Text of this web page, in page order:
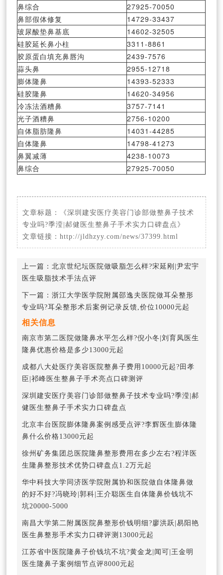
鼻综合
27925-70050
鼻部假体修复
14729-33437
玻尿酸垫鼻基底
14602-32505
硅胶延长鼻小柱
3311-8861
胶原蛋白填充鼻唇沟
2439-7576
蒜头鼻
2955-12718
膨体隆鼻
14393-52333
硅胶隆鼻
14620-34956
冷冻法酒糟鼻
3757-7141
光子酒糟鼻
2756-10200
自体脂肪隆鼻
14031-44285
自体隆鼻
14798-41273
鼻翼减薄
4238-10073
鼻综合
27925-70050
文章标题：
《深圳建安医疗美容门诊部做整鼻子技术
专业吗?季滢|郝健医生整鼻子手术实力口碑盘点》
文章链接：http://jldhzyy.com/news/37399.html
上一篇：北京世纪坛医院做吸脂怎么样?宋延刚|尹宏宇
医生吸脂技术手法点评
下一篇：浙江大学医学院附属邵逸夫医院做耳朵整形
专业吗?耳朵整形术后案例记录反馈,价位10000元起
相关信息
南京市第二医院做隆鼻水平怎么样?倪小冬|刘育凤医生
隆鼻优惠价格是多少13000元起
成都八大处医疗美容医院整鼻子费用10000元起?田孝
臣|祁峰医生整鼻子手术亮点口碑测评
深圳建安医疗美容门诊部做整鼻子技术专业吗?季滢|郝
健医生整鼻子手术实力口碑盘点
北京丰台医院膨体隆鼻案例感受点评?李辉医生膨体隆
鼻什么价格13000元起
徐州矿务集团总医院隆鼻整形费用在多少左右?程洋医
生隆鼻整形技术优势口碑盘点1.2万元起
华中科技大学同济医学院附属协和医院做自体隆鼻做
的好不好?冯晓玲|郭科|王介聪医生自体隆鼻价钱坑不
坑20000-5000
南昌大学第二附属医院鼻整形价钱明细?廖洪跃|易阳艳
医生鼻整形手术实力口碑评测13000元起
江苏省中医院隆鼻子价钱坑不坑?黄金龙|闻可|王金明
医生隆鼻子案例细节点评8000元起